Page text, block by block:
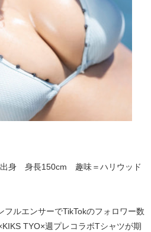
身 身長150cm 趣味＝ハリウッド
ルエンサーでTikTokのフォロワー数
TYO×週プレコラボTシャツが期